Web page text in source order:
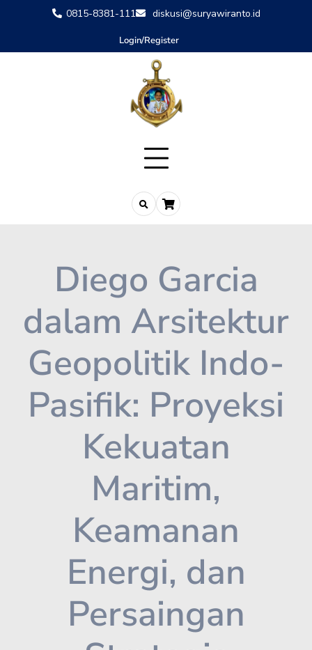
0815-8381-111 diskusi@suryawiranto.id
Login/Register
Diego Garcia
dalam Arsitektur
Geopolitik Indo-
Pasifik: Proyeksi
Kekuatan
Maritim,
Keamanan
Energi, dan
Persaingan